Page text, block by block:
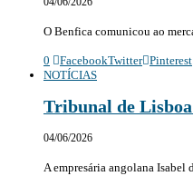
O Benfica comunicou ao
0 FacebookTwitter Pinterest
NOTÍCIAS
Tribunal de
04/06/2026
A empresária angolana